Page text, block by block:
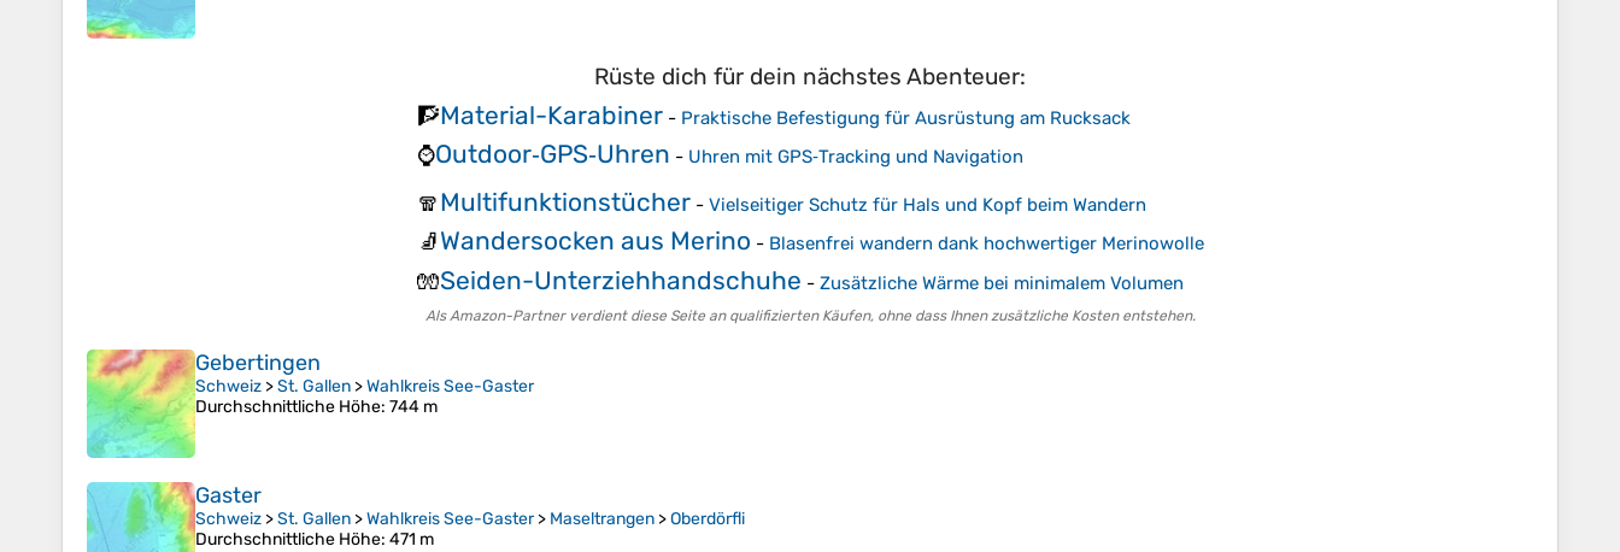
Rüste dich für dein nächstes Abenteuer:
🧗Material-Karabiner- Praktische Befestigung für Ausrüstung am Rucksack
⌚Outdoor‑GPS‑Uhren - Uhren mit GPS‑Tracking und Navigation
🧣Multifunktionstücher- Vielseitiger Schutz für Hals und Kopf beim Wandern
🧦Wandersocken aus Merino - Blasenfrei wandern dank hochwertiger Merinowolle
🧤Seiden-Unterziehhandschuhe - Zusätzliche Wärme bei minimalem Volumen
Als Amazon-Partner verdient diese Seite an qualifizierten Käufen, ohne dass Ihnen zusätzliche Kosten entstehen.
Gebertingen
Schweiz >St. Gallen >Wahlkreis See-Gaster
Durchschnittliche Höhe: 744 m
Gaster
Schweiz >St. Gallen >Wahlkreis See-Gaster> Maseltrangen >Oberdörfli
Durchschnittliche Höhe: 471 m